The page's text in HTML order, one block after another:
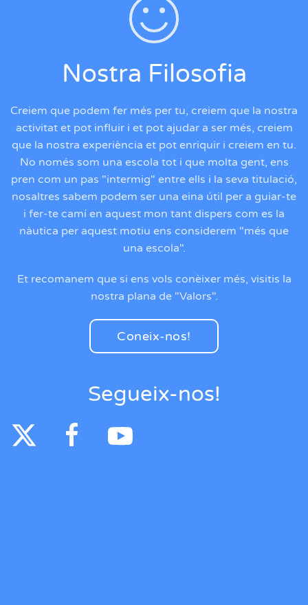
Nostra Filosofia
Creiem que podem fer més per tu, creiem que la nostra
activitat et pot influir i et pot ajudar a ser més, creiem
que la nostra experiència et pot enriquir i creiem en tu.
No només som una escola tot i que molta gent, ens
pren com un pas "intermig" entre ells i la seva titulació,
nosaltres sabem podem ser una eina útil per a guiar-te
i fer-te camí en aquest mon tant dispers com es la
nàutica per aquest motiu ens considerem "més que
una escola".
Et recomanem que si ens vols conèixer més, visitis la
nostra plana de "Valors".
Coneix-nos!
Segueix-nos!